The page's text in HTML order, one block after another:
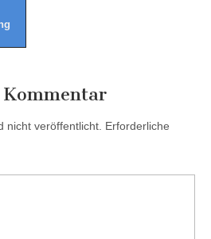
Kommentar
nicht veröffentlicht. Erforderliche